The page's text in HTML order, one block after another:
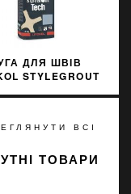
ДЛЯ ШВІВ
STYLEGROUT
ВСІ
ТОВАРИ